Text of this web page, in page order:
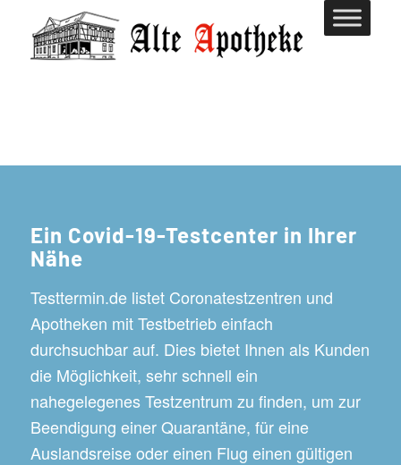
Ein Covid-19-Testcenter in Ihrer
Nähe
Testtermin.de listet Coronatestzentren und
Apotheken mit Testbetrieb einfach
durchsuchbar auf. Dies bietet Ihnen als Kunden
die Möglichkeit, sehr schnell ein
nahegelegenes Testzentrum zu finden, um zur
Beendigung einer Quarantäne, für eine
Auslandsreise oder einen Flug einen gültigen